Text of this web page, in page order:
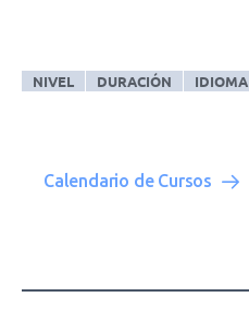
NIVEL DURACIÓN IDIOMA
Calendario de Cursos